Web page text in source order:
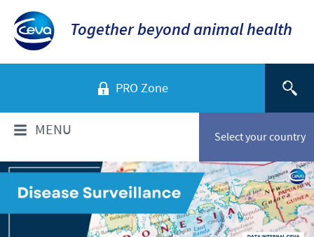
Together beyond animal health
PRO Zone
Select your country
MENU
TENTANG KAMI
Sekilas Perusahaan
PRODUK